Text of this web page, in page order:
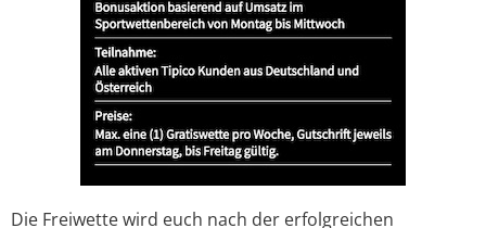
Die Freiwette wird euch nach der erfolgreichen